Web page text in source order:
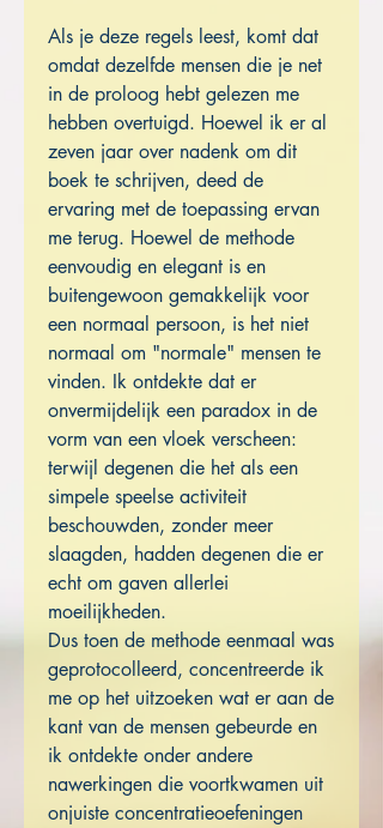
Als je deze regels leest, komt dat
omdat dezelfde mensen die je net
in de proloog hebt gelezen me
hebben overtuigd. Hoewel ik er al
zeven jaar over nadenk om dit
boek te schrijven, deed de
ervaring met de toepassing ervan
me terug. Hoewel de methode
eenvoudig en elegant is en
buitengewoon gemakkelijk voor
een normaal persoon, is het niet
normaal om "normale" mensen te
vinden. Ik ontdekte dat er
onvermijdelijk een paradox in de
vorm van een vloek verscheen:
terwijl degenen die het als een
simpele speelse activiteit
beschouwden, zonder meer
slaagden, hadden degenen die er
echt om gaven allerlei
moeilijkheden.
Dus toen de methode eenmaal was
geprotocolleerd, concentreerde ik
me op het uitzoeken wat er aan de
kant van de mensen gebeurde en
ik ontdekte onder andere
nawerkingen die voortkwamen uit
onjuiste concentratieoefeningen